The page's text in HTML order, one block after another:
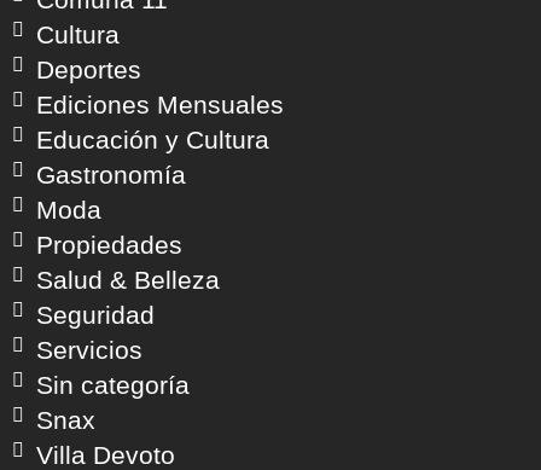
Cultura
Deportes
Ediciones Mensuales
Educación y Cultura
Gastronomía
Moda
Propiedades
Salud & Belleza
Seguridad
Servicios
Sin categoría
Snax
Villa Devoto